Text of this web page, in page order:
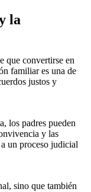
la
que convertirse en
familiar es una de
justos y
los padres pueden
y las
a un proceso judicial
sino que también